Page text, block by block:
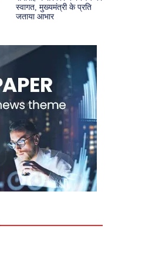
स्वागत, मुख्यमंत्री के प्रति
जताया आभार